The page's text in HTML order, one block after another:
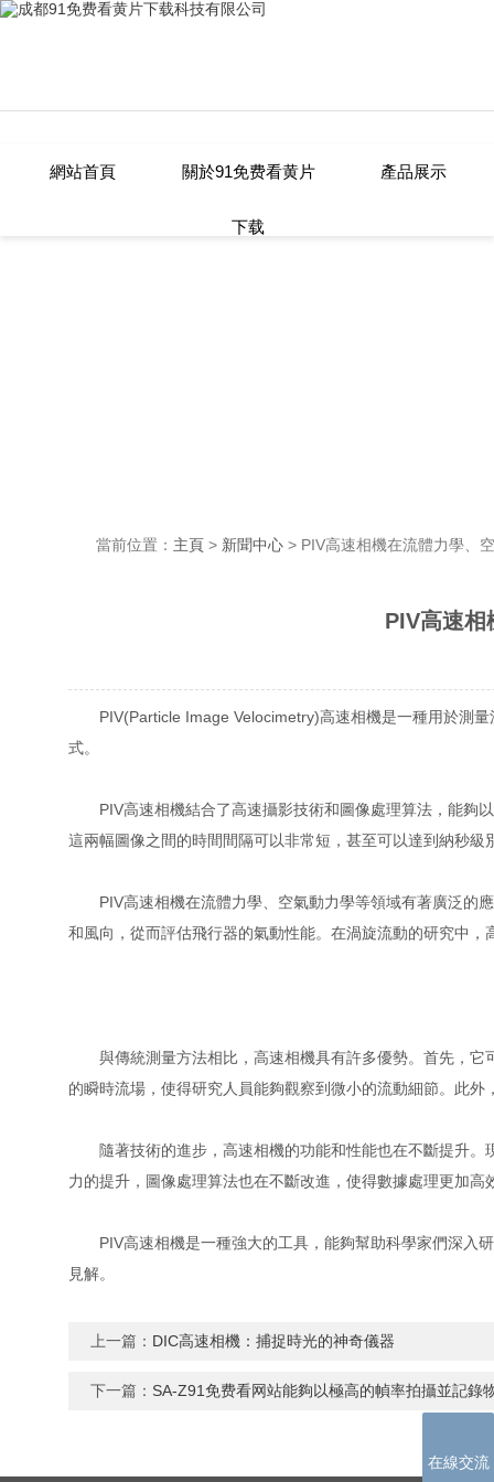
91免费看黄片下载,91免费看网站,
網站首頁 關於91免费看黄片
下载
產品展示
當前位置： 主頁> 新聞中心> PIV高速相機在流體力學
PIV高速相
PIV(Particle Image Velocimetry)高速相機是一種用於測量流體
式。
PIV高速相機結合了高速攝影技術和圖像處理算法，能夠以
這兩幅圖像之間的時間間隔可以非常短，甚至可以達到納秒級
PIV高速相機在流體力學、空氣動力學等領域有著廣泛的應用
和風向，從而評估飛行器的氣動性能。在渦旋流動的研究中
與傳統測量方法相比，高速相機具有許多優勢。首先
的瞬時流場，使得研究人員能夠觀察到微小的流動細節。此
隨著技術的進步，高速相機的功能和性能也在不斷提升。
力的提升，圖像處理算法也在不斷改進，使得數據處理更加高效
PIV高速相機是一種強大的工具，能夠幫助科學家們深入
見解。
上一篇： DIC高速相機：捕捉時光的神奇儀器
下一篇： SA-Z91免费看网站能夠以極高的幀率拍攝並記錄
在線交流